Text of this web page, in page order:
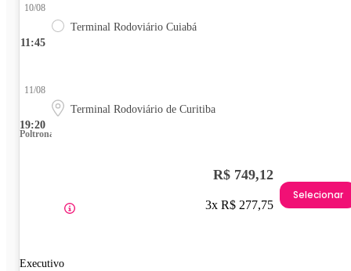
11:45
10/08
Terminal Rodoviário Cuiabá
19:20
11/08
Terminal Rodoviário de Curitiba
Poltrona
Executivo
R$ 749,12
3x R$ 277,75
Selecionar